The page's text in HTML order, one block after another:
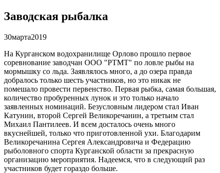
Заводская рыбалка
30марта2019
На Курганском водохранилище Орлово прошло первое
соревнование заводчан ООО "РТМТ" по ловле рыбы на
мормышку со льда. Заявлялось много, а до озера правда
добралось только шесть участников, но это никак не
помешало провести первенство. Первая рыбка, самая большая,
количество пробуренных лунок и это только начало
заявленных номинаций. Безусловным лидером стал Иван
Катунин, второй Сергей Великоречанин, а третьим стал
Михаил Пантилеев. И всем досталось очень много
вкуснейшей, только что приготовленной ухи. Благодарим
Великоречанина Сергея Александровича и Федерацию
рыболовного спорта Курганской области за прекрасную
организацию мероприятия. Надеемся, что в следующий раз
участников будет гораздо больше.